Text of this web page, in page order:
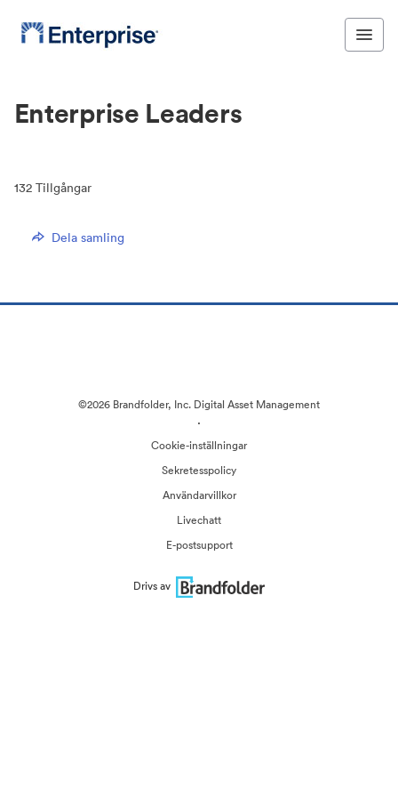
Enterprise Leaders
132 Tillgångar
Dela samling
©2026 Brandfolder, Inc. Digital Asset Management
·
Cookie-inställningar
Sekretesspolicy
Användarvillkor
Livechatt
E-postsupport
Drivs av